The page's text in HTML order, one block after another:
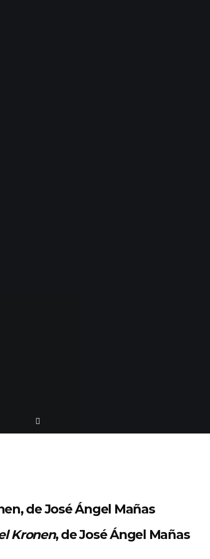
de José Ángel Mañas
Kronen, de José Ángel Mañas